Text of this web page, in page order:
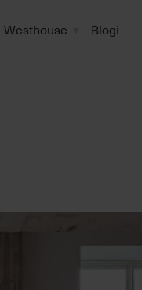
Westhouse Blogi